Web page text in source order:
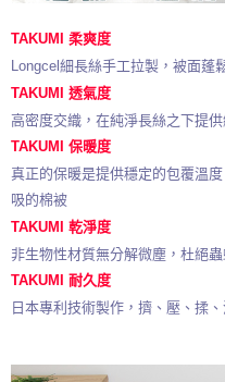
TAKUMI 柔爽度
Longcel細長絲手工拉製，被面蓬
TAKUMI 透氣度
高密度交織，在純淨長絲之下提
TAKUMI 保暖度
真正的保暖是提供穩定的包覆溫
吸的棉被
TAKUMI 乾淨度
非生物性材質無分解微塵，杜絕
TAKUMI 耐久度
日本專利技術製作，擠、壓、揉